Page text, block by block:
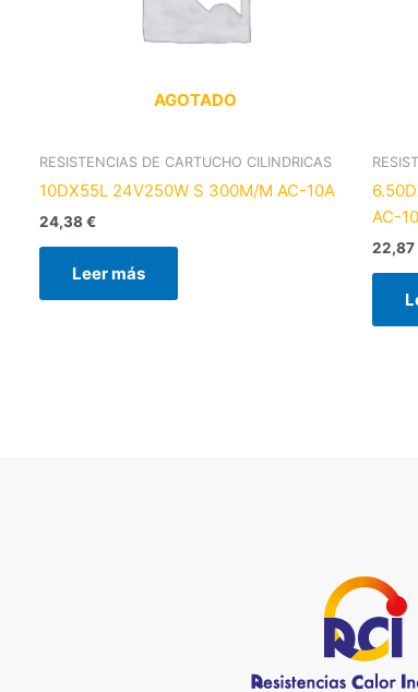
AGOTADO
RESISTENCIAS DE CARTUCHO CILINDRICAS
10DX55L 24V250W S 300M/M AC-10A
24,38€
Leer más
AC-
22,87